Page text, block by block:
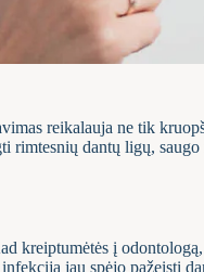
reikalauja ne tik
rimtesnių dantų ligų,
kreiptumėtės į
jau spėjo pažeisti